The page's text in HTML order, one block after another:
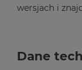
wersjach i
Dane